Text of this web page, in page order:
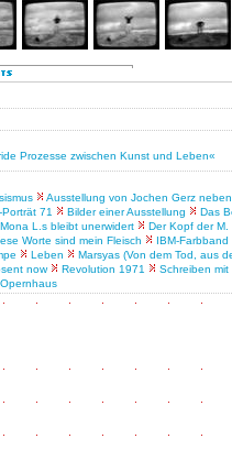
Prozesse zwischen Kunst und Leben«
Ausstellung von Jochen Gerz
71 Bilder einer Ausstellung
Das
L.s bleibt unerwidert
Der Kopf der M.
Worte sind mein Fleisch
IBM-Farbband
Leben
Marsyas (Von dem Tod, aus
now Revolution 1971
Schreiben mit